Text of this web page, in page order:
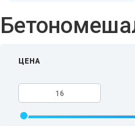
ЦЕНА